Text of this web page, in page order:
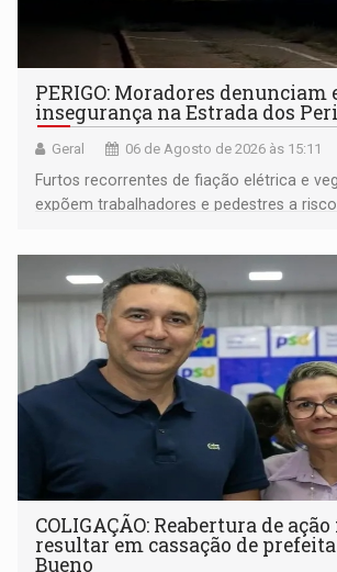
PERIGO: Moradores denunciam
insegurança na Estrada dos
Geral 06 de Agosto de 2026 às 15:11
Furtos recorrentes de fiação elétrica e
expõem trabalhadores e pedestres a
COLIGAÇÃO: Reabertura de
resultar em cassação de
Bueno